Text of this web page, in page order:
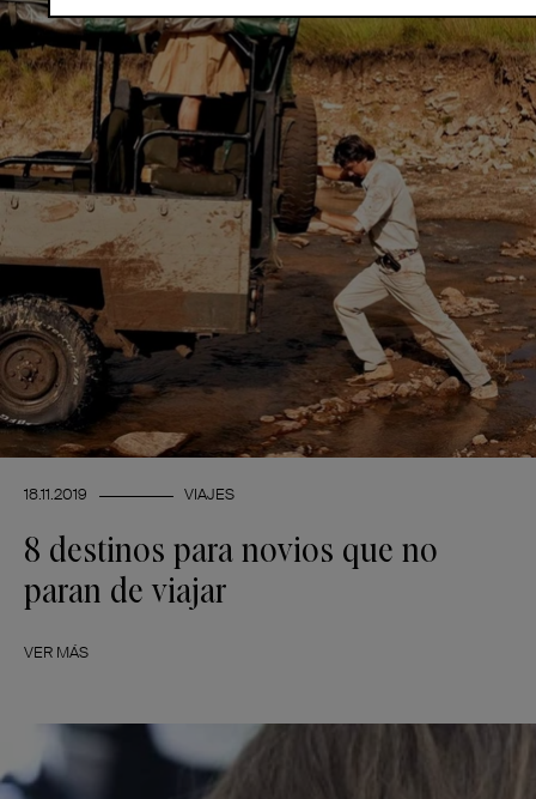
18.11.2019 VIAJES
8 destinos para novios que no
paran de viajar
VER MÁS